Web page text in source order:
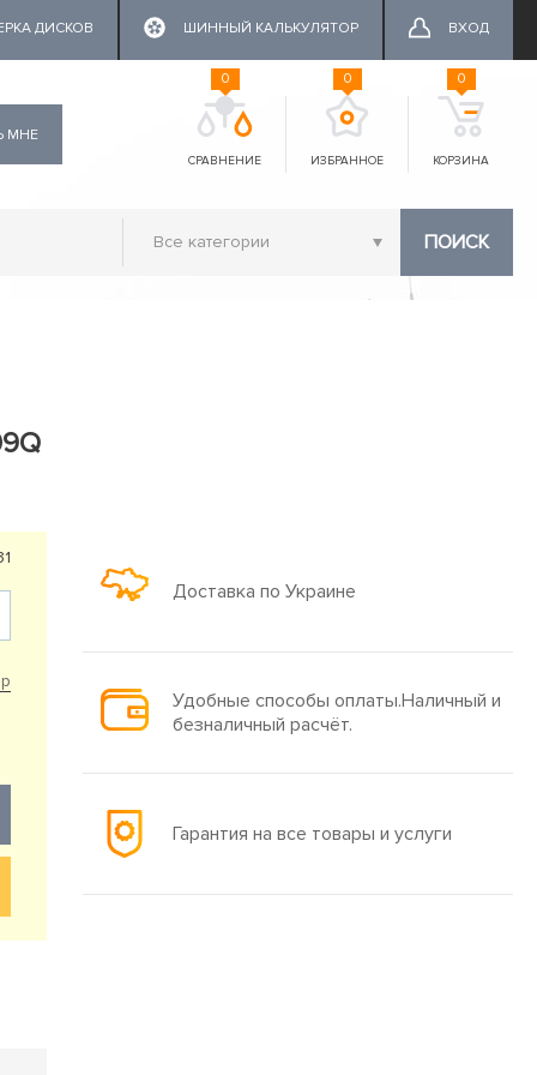
ДИСКОВ ШИННЫЙ КАЛЬКУЛЯТОР ВХОД
МНЕ
СРАВНЕНИЕ
0
ИЗБРАННОЕ
0
КОРЗИНА
0
ПОИСК
Доставка по Украине
Удобные способы оплаты.Наличный и
безналичный расчёт.
Гарантия на все товары и услуги